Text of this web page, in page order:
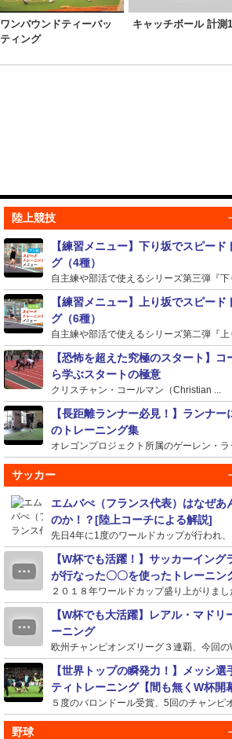
ワンバウンドティーバッ
ティング
キャッチボール 計測1
陸上競技
【練習メニュー】下り坂でスピード
グ（4種）
自主練や部活で使えるシリーズ第三弾『下
【練習メニュー】上り坂でスピード
グ（6種）
自主練や部活で使えるシリーズ第二弾『上
【恐怖を超えた究極のスタート】コ
ら学ぶスタートの極意
クリスチャン・コールマン（Christian ...
【長距離ランナー必見！】ランナー
のトレーニング集
オレゴンプロジェクト所属のゲーレン・ラ
サッカー
エムバぺ（フランス代表）はなぜあ
のか！？[陸上コーチによる解説]
先日4年に1度のワールドカップが行われ、
【W杯でも活躍！】サッカーイング
が行なった〇〇を使ったトレーニン
２０１８年ワールドカップ盛り上がりまし
【W杯でも大活躍】レアル・マドリ
ーニング
欧州チャンピオンズリーグ３連覇、今回の
【世界トップの瞬発力！】メッシ選
ティトレーニング【間も無くW杯開
５度のバロンドール受賞、5回のチャンピ
野球